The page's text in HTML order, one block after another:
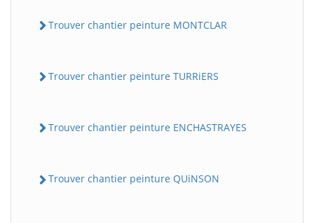
Trouver chantier peinture MONTCLAR
Trouver chantier peinture TURRiERS
Trouver chantier peinture ENCHASTRAYES
Trouver chantier peinture QUiNSON